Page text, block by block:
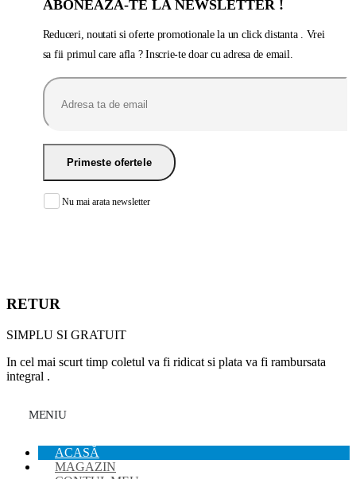
ABONEAZA-TE LA NEWSLETTER !
Reduceri, noutati si oferte promotionale la un click distanta . Vrei
sa fii primul care afla ? Inscrie-te doar cu adresa de email.
Nu mai arata newsletter
RETUR
SIMPLU SI GRATUIT
In cel mai scurt timp coletul va fi ridicat si plata va fi rambursata
integral .
MENIU
ACASĂ
MAGAZIN